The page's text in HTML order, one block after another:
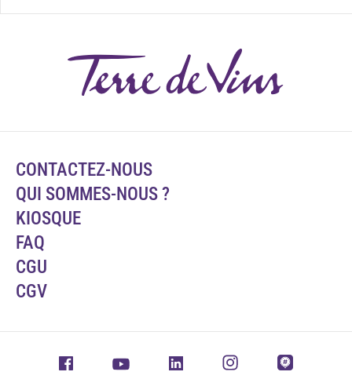
CONTACTEZ-NOUS
QUI SOMMES-NOUS ?
KIOSQUE
FAQ
CGU
CGV